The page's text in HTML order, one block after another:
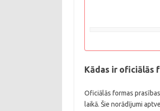
Kādas ir oficiālās
Oficiālās formas
laikā. Šie norādījumi